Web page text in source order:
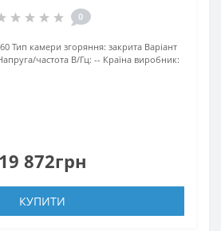
0
60 Тип камери згоряння: закрита Варіант
частота В/Гц: -- Країна виробник:
19 872грн
КУПИТИ